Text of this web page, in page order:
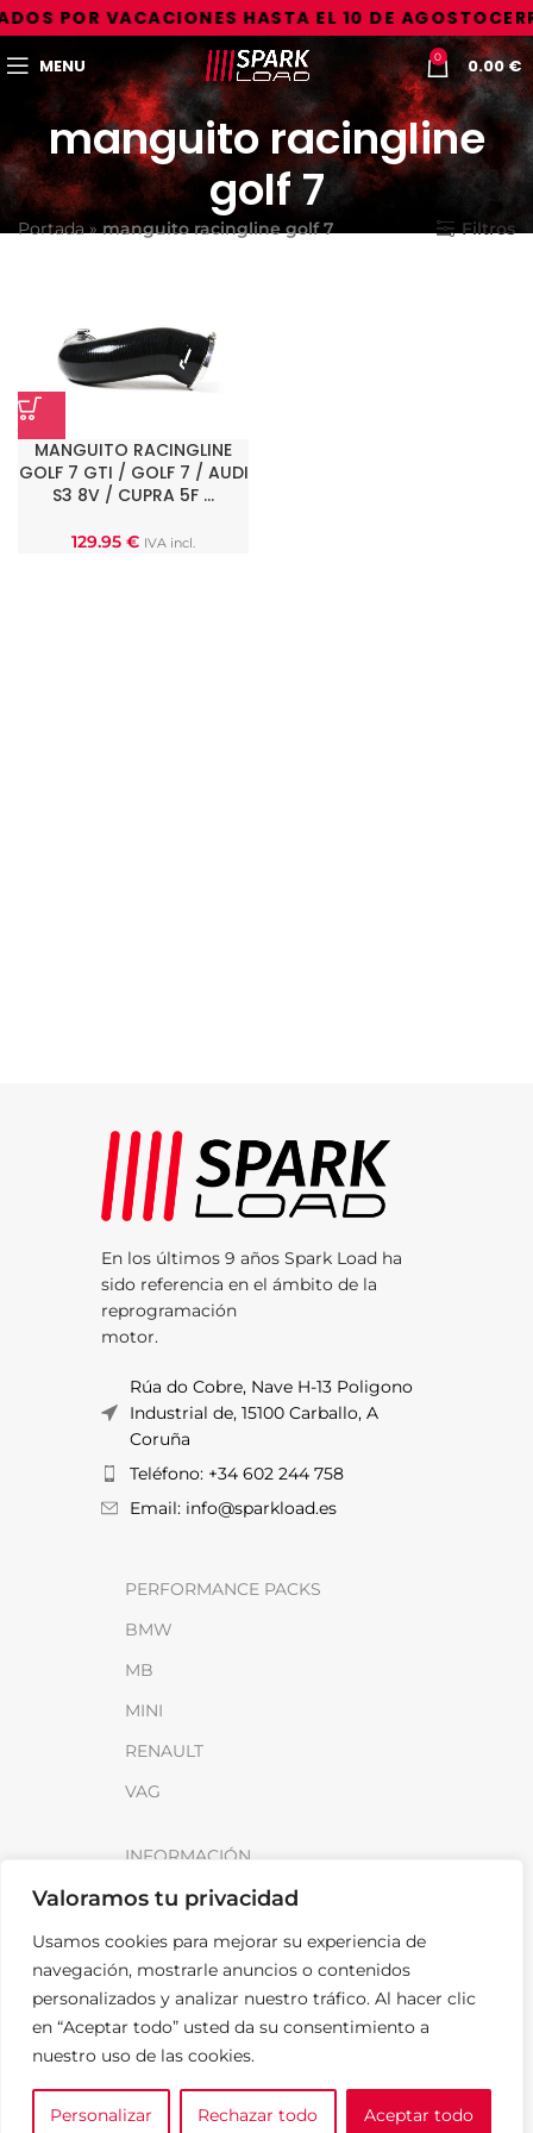
Valoramos tu privacidad
Usamos cookies para mejorar su experiencia de
navegación, mostrarle anuncios o contenidos
personalizados y analizar nuestro tráfico. Al hacer clic
en “Aceptar todo” usted da su consentimiento a
nuestro uso de las cookies.
Personalizar Rechazar todo Aceptar todo
POR VACACIONES HASTA EL 10 DE AGOSTO
MENU 0 0.00€
manguito racingline
golf 7
Portada»manguito racingline golf 7 Filtros
MANGUITO RACINGLINE
GOLF 7 GTI / GOLF 7 / AUDI
S3 8V / CUPRA 5F …
129.95 € IVA incl.
En los últimos 9 años Spark Load ha
sido referencia en el ámbito de la
reprogramación
motor.
Rúa do Cobre, Nave H-13 Poligono
Industrial de, 15100 Carballo, A
Coruña
Teléfono: +34 602 244 758
Email: info@sparkload.es
PERFORMANCE PACKS
BMW
MB
MINI
RENAULT
VAG
INFORMACIÓN
Sobre SparkLoad
Distribuidores
FAQ
Contacto
Noticias
LEGAL
0